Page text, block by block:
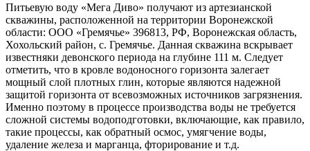
Питьевую воду «Мега Диво» получают из артезианской
скважины, расположенной на территории Воронежской
области: ООО «Гремячье» 396813, РФ, Воронежская область,
Хохольский район, с. Гремячье. Данная скважина вскрывает
известняки девонского периода на глубине 111 м. Следует
отметить, что в кровле водоносного горизонта залегает
мощный слой плотных глин, которые являются надежной
защитой горизонта от всевозможных источников загрязнения.
Именно поэтому в процессе производства воды не требуется
сложной системы водоподготовки, включающие, как правило,
такие процессы, как обратный осмос, умягчение воды,
удаление железа и марганца, фторирование и т.д.